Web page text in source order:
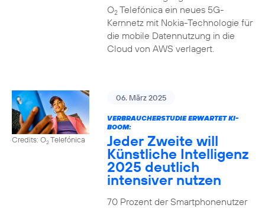
O2Telefónica ein neues 5G-
Kernnetz mit Nokia-Technologie für
die mobile Datennutzung in die
Cloud von AWS verlagert.
Credits: O2Telefónica
06. März 2025
VERBRAUCHERSTUDIE ERWARTET KI-
BOOM:
Jeder Zweite will
Künstliche Intelligenz
2025 deutlich
intensiver nutzen
70 Prozent der Smartphonenutzer